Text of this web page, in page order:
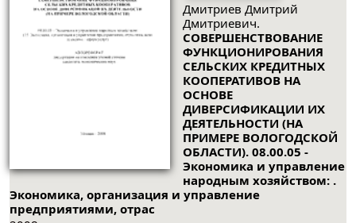
Дмитриев Дмитрий
Дмитриевич.
СОВЕРШЕНСТВОВАНИЕ
ФУНКЦИОНИРОВАНИЯ
СЕЛЬСКИХ КРЕДИТНЫХ
КООПЕРАТИВОВ НА
ОСНОВЕ
ДИВЕРСИФИКАЦИИ ИХ
ДЕЯТЕЛЬНОСТИ (НА
ПРИМЕРЕ ВОЛОГОДСКОЙ
ОБЛАСТИ). 08.00.05 -
Экономика и управление
народным хозяйством: .
Экономика, организация и управление
предприятиями, отрас